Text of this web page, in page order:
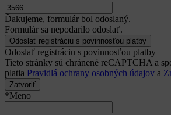
Ďakujeme, formulár bol odoslaný.
Formulár sa nepodarilo odoslať.
Odoslať registráciu s povinnosťou platby
Tieto stránky sú chránené reCAPTCHA a
platia Pravidlá ochrany osobných údajov a
Zatvoriť
*Meno